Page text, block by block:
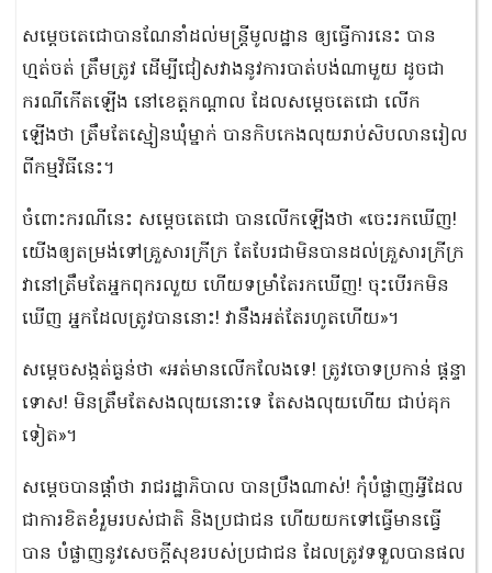
សម្ដេចតេជោបានណែនាំដល់មន្រ្តីមូលដ្ឋាន ឲ្យធ្វើការនេះ បាន
ហ្មត់ចត់ ត្រឹមត្រូវ ដើម្បីជៀសវាងនូវការបាត់បង់ណាមួយ ដូចជា
ករណីកើតឡើង នៅខេត្តកណ្ដាល ដែលសម្តេច​តេជោ លើក
ឡើងថា ត្រឹមតែស្មៀនឃុំម្នាក់ បានកិបកេងលុយរាប់សិបលានរៀល
ពីកម្មវិធីនេះ​។
ចំពោះករណីនេះ សម្ដេចតេជោ បានលើកឡើងថា «ចេះរកឃើញ!
យើងឲ្យតម្រង់ទៅគ្រួសារក្រីក្រ តែបែរជាមិនបានដល់គ្រួសារក្រីក្រ
វានៅត្រឹមតែអ្នកពុករលួយ ហើយទម្រាំតែរកឃើញ! ចុះបើរក​មិន
ឃើញ អ្នកដែលត្រូវបាននោះ! វានឹងអត់តែរហូតហើយ»។
សម្ដេចសង្កត់ធ្ងន់ថា «អត់មានលើកលែងទេ! ត្រូវចោទប្រកាន់ ផ្ដន្ទា
ទោស! មិនត្រឹមតែសង​លុយ​នោះទេ តែ​សងលុយហើយ ជាប់គុក
ទៀត»។
សម្ដេចបានផ្ដាំថា រាជរដ្ឋាភិបាល បានប្រឹងណាស់! កុំបំផ្លាញអ្វីដែល
ជាការ​ខិតខំរួម​របស់ជាតិ និងប្រជាជន ហើយយកទៅធ្វើមានធ្វើ
បាន បំផ្លាញនូវសេចក្ដីសុខរបស់​ប្រជាជន ដែលត្រូវទទួលបានផល